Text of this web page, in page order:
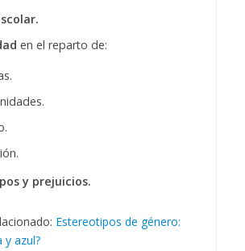
en el reparto de:
y prejuicios.
Estereotipos de género:
y azul?